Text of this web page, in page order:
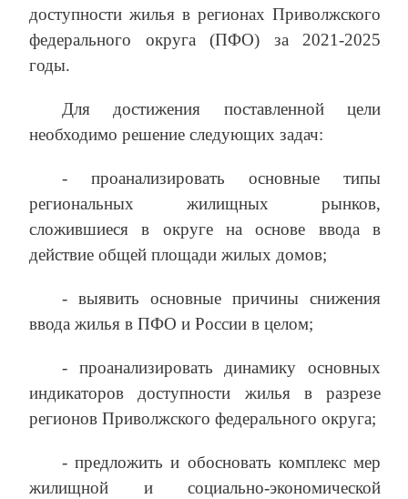
доступности жилья в регионах Приволжского
федерального округа (ПФО) за 2021-2025
годы.
Для достижения поставленной цели
необходимо решение следующих задач:
- проанализировать основные типы
региональных жилищных рынков,
сложившиеся в округе на основе ввода в
действие общей площади жилых домов;
- выявить основные причины снижения
ввода жилья в ПФО и России в целом;
- проанализировать динамику основных
индикаторов доступности жилья в разрезе
регионов Приволжского федерального округа;
- предложить и обосновать комплекс мер
жилищной и социально-экономической